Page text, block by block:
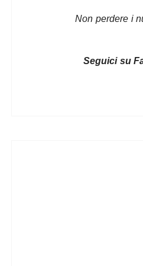
Non perdere i
Seguici su